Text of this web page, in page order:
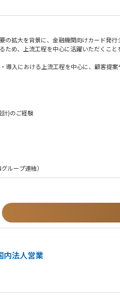
の拡大を背景に、金融機関向けカード発
め、上流工程を中心に活躍いただくこと
導入における上流工程を中心に、顧客提
提案活動
管理
テムの概要設計
ョン
、将来的にはPMやコンサルタントとして
実感できます。
)のご経験
リーダー経験
ループ連結）
内法人営業